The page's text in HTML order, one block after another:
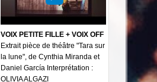
VOIX PETITE FILLE + VOIX OFF
Extrait pièce de théâtre "Tara sur
la lune", de Cynthia Miranda et
Daniel García Interprétation :
OLIVIA ALGAZI